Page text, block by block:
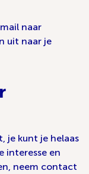
naar
uit naar je
je kunt je helaas
interesse en
neem contact